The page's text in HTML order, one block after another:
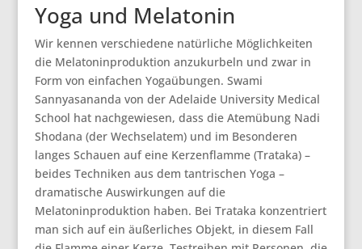
Yoga und Melatonin
Wir kennen verschiedene natürliche Möglichkeiten
die Melatoninproduktion anzukurbeln und zwar in
Form von einfachen Yogaübungen. Swami
Sannyasananda von der Adelaide University Medical
School hat nachgewiesen, dass die Atemübung Nadi
Shodana (der Wechselatem) und im Besonderen
langes Schauen auf eine Kerzenflamme (Trataka) –
beides Techniken aus dem tantrischen Yoga –
dramatische Auswirkungen auf die
Melatoninproduktion haben. Bei Trataka konzentriert
man sich auf ein äußerliches Objekt, in diesem Fall